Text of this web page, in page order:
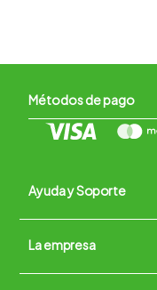
Métodos de pago
Ayuda y Soporte
Contacto vía WhatsApp
Términos y condiciones
La empresa